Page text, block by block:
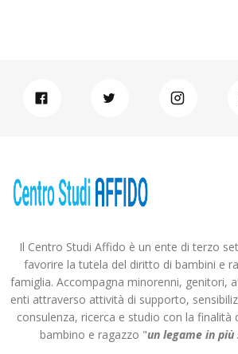
Il Centro Studi Affido è un ente di terzo
favorire la tutela del diritto di bambini e
famiglia. Accompagna minorenni, genitori,
enti attraverso attività di supporto,
consulenza, ricerca e studio con la finalità
bambino e ragazzo "un legame in più